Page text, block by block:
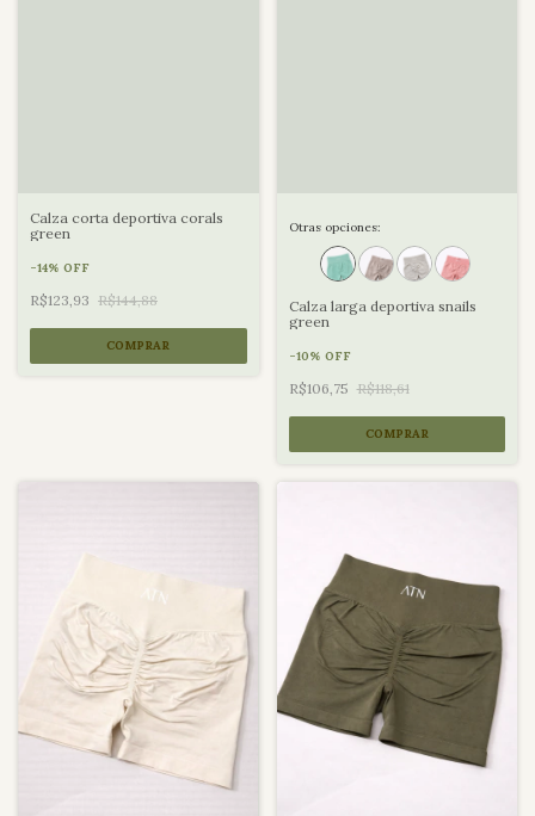
Calza corta deportiva corals
green
-14% OFF
R$123,93 R$144,88
COMPRAR
Otras opciones:
Calza larga deportiva snails
green
-10% OFF
R$106,75 R$118,61
COMPRAR